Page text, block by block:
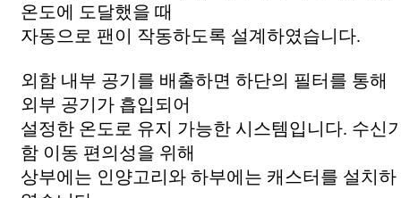
온도에 도달했을 때
자동으로 팬이 작동하도록 설계하였습니다.
외함 내부 공기를 배출하면 하단의 필터를 통해
외부 공기가 흡입되어
설정한 온도로 유지 가능한 시스템입니다. 수신
함 이동 편의성을 위해
상부에는 인양고리와 하부에는 캐스터를 설치하